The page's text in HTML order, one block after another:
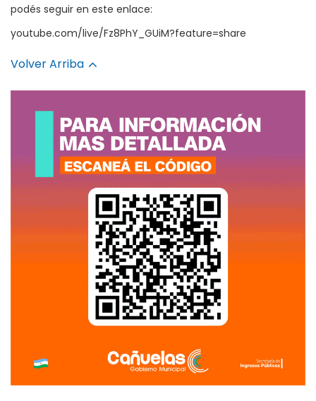
podés seguir en este enlace:
youtube.com/live/Fz8PhY_GUiM?feature=share
Volver Arriba